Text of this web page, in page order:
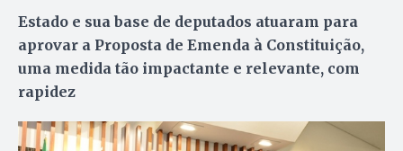
Estado e sua base de deputados atuaram para
aprovar a Proposta de Emenda à Constituição,
uma medida tão impactante e relevante, com
rapidez